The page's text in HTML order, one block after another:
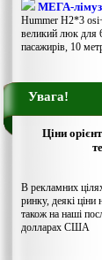
МЕГА-
Hummer H2*3
великий люк для
пасажирів, 10
Увага!
Ціни
В рекламних
ринку, деякі ціни
також на наші
долларах США